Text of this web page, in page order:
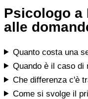
Psicologo a
alle
Quanto costa una
Quando è il caso di
Che differenza c'è
Come si svolge il